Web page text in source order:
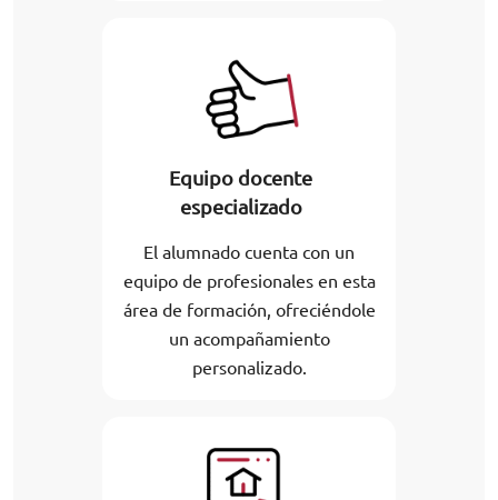
Equipo docente
especializado
El alumnado cuenta con un
equipo de profesionales en esta
área de formación, ofreciéndole
un acompañamiento
personalizado.